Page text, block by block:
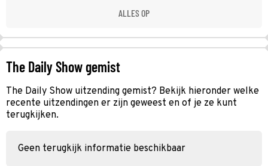
ALLES OP
The Daily Show gemist
The Daily Show uitzending gemist? Bekijk hieronder welke
recente uitzendingen er zijn geweest en of je ze kunt
terugkijken.
Geen terugkijk informatie beschikbaar